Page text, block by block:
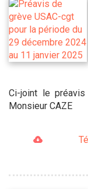
Ci-joint le
Monsieur CAZE